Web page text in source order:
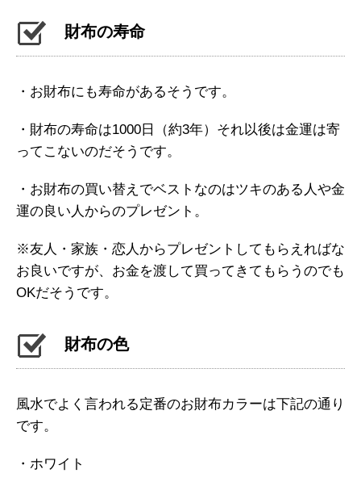
財布の寿命
・お財布にも寿命があるそうです。
・財布の寿命は1000日（約3年）それ以後は金運は寄
ってこないのだそうです。
・お財布の買い替えでベストなのはツキのある人や金
運の良い人からのプレゼント。
※友人・家族・恋人からプレゼントしてもらえればな
お良いですが、お金を渡して買ってきてもらうのでも
OKだそうです。
財布の色
風水でよく言われる定番のお財布カラーは下記の通り
です。
・ホワイト